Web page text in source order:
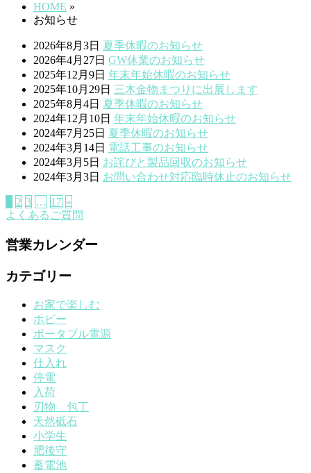
HOME »
お知らせ
2026年8月3日 夏季休暇のお知らせ
2026年4月27日 GW休業のお知らせ
2025年12月9日 年末年始休暇のお知らせ
2025年10月29日 三木金物まつりに出展します
2025年8月4日 夏季休暇のお知らせ
2024年12月10日 年末年始休暇のお知らせ
2024年7月25日 夏季休暇のお知らせ
2024年3月14日 電話工事のお知らせ
2024年3月5日 お詫びと製品回収のお知らせ
2024年3月3日 お問い合わせ対応臨時休止のお知らせ
2 3 … 17 »
よくあるご質問
営業カレンダー
カテゴリー
お家で楽しむ
ホビー
ポータブル電源
マスク
仕入れ
停電
入荷
刃物 包丁
天然砥石
小学生
肥後守
蓄電池